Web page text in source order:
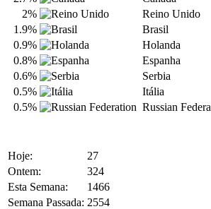
2%
Reino Unido
1.9%
Brasil
0.9%
Holanda
0.8%
Espanha
0.6%
Serbia
0.5%
Itália
0.5%
Russian
Hoje:
27
Ontem:
324
Esta Semana:
1466
Semana Passada: 2554